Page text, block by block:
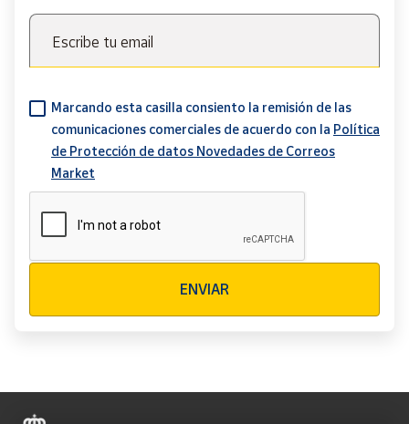
Escribe tu email
Marcando esta casilla consiento la remisión de las
comunicaciones comerciales de acuerdo con la Política
de Protección de datos Novedades de Correos
Market
ENVIAR